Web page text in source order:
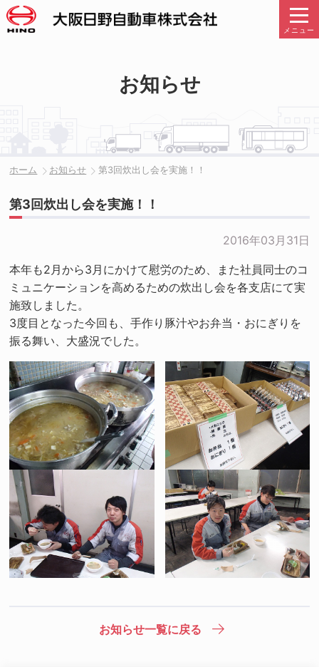
メニュー
お知らせ
ホーム お知らせ 第3回炊出し会を実施！！
第3回炊出し会を実施！！
2016年03月31日
本年も2月から3月にかけて慰労のため、また社員同士のコ
ミュニケーションを高めるための炊出し会を各支店にて実
施致しました。
3度目となった今回も、手作り豚汁やお弁当・おにぎりを
振る舞い、大盛況でした。
お知らせ一覧に戻る